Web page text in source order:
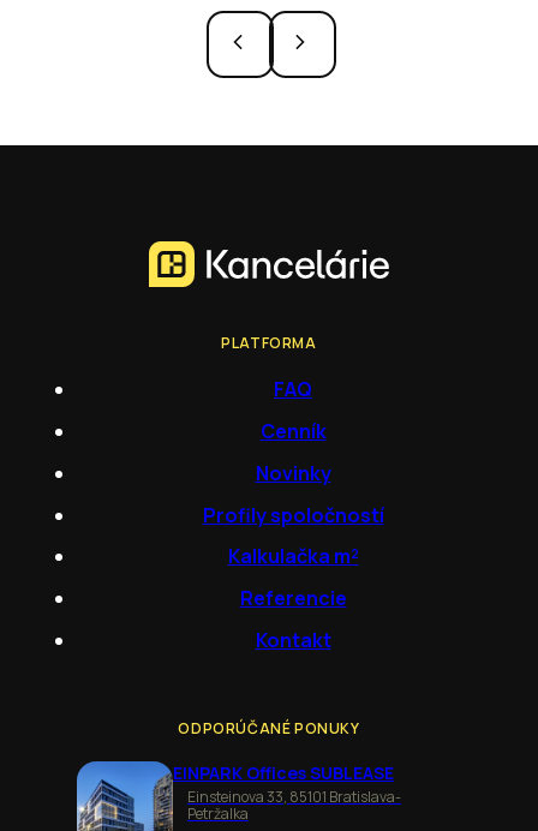
PLATFORMA
FAQ
Cenník
Novinky
Profily spoločností
Kalkulačka m²
Referencie
Kontakt
ODPORÚČANÉ PONUKY
EINPARK Offices SUBLEASE
Einsteinova 33, 85101 Bratislava-
Petržalka